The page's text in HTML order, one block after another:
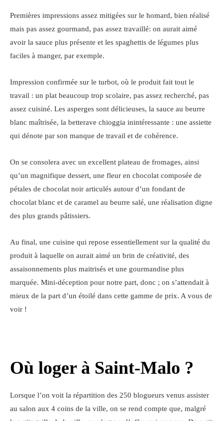
Premières impressions assez mitigées sur le homard, bien réalisé
mais pas assez gourmand, pas assez travaillé: on aurait aimé
avoir la sauce plus présente et les spaghettis de légumes plus
faciles à manger, par exemple.
Impression confirmée sur le turbot, où le produit fait tout le
travail : un plat beaucoup trop scolaire, pas assez recherché, pas
assez cuisiné. Les asperges sont délicieuses, la sauce au beurre
blanc maîtrisée, la betterave chioggia inintéressante : une assiette
qui dénote par son manque de travail et de cohérence.
On se consolera avec un excellent plateau de fromages, ainsi
qu’un magnifique dessert, une fleur en chocolat composée de
pétales de chocolat noir articulés autour d’un fondant de
chocolat blanc et de caramel au beurre salé, une réalisation digne
des plus grands pâtissiers.
Au final, une cuisine qui repose essentiellement sur la qualité du
produit à laquelle on aurait aimé un brin de créativité, des
assaisonnements plus maitrisés et une gourmandise plus
marquée. Mini-déception pour notre part, donc ; on s’attendait à
mieux de la part d’un étoilé dans cette gamme de prix. A vous de
voir !
Où loger à Saint-Malo ?
Lorsque l’on voit la répartition des 250 blogueurs venus assister
au salon aux 4 coins de la ville, on se rend compte que, malgré